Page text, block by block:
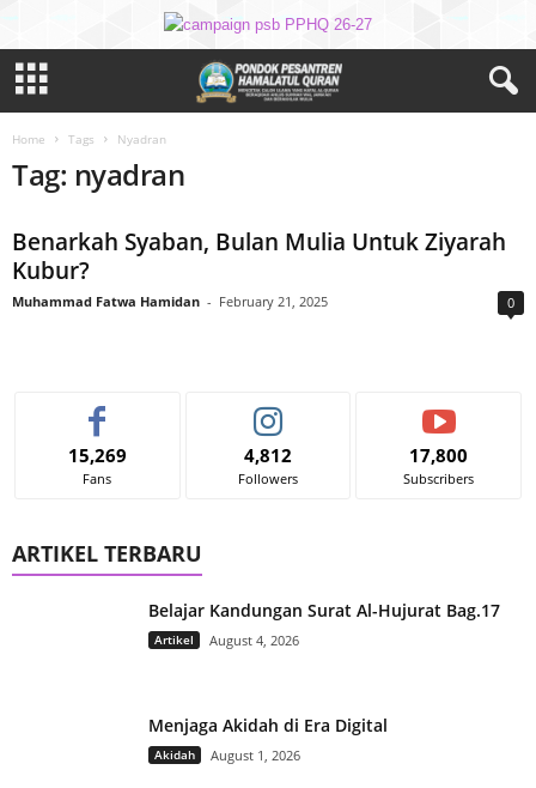
Home Tags Nyadran
Tag: nyadran
Benarkah Syaban, Bulan Mulia Untuk Ziyarah
Kubur?
Muhammad Fatwa Hamidan - February 21, 2025 0
15,269
Fans
4,812
Followers
17,800
Subscribers
ARTIKEL TERBARU
Belajar Kandungan Surat Al-Hujurat Bag.17
Artikel August 4, 2026
Menjaga Akidah di Era Digital
Akidah August 1, 2026